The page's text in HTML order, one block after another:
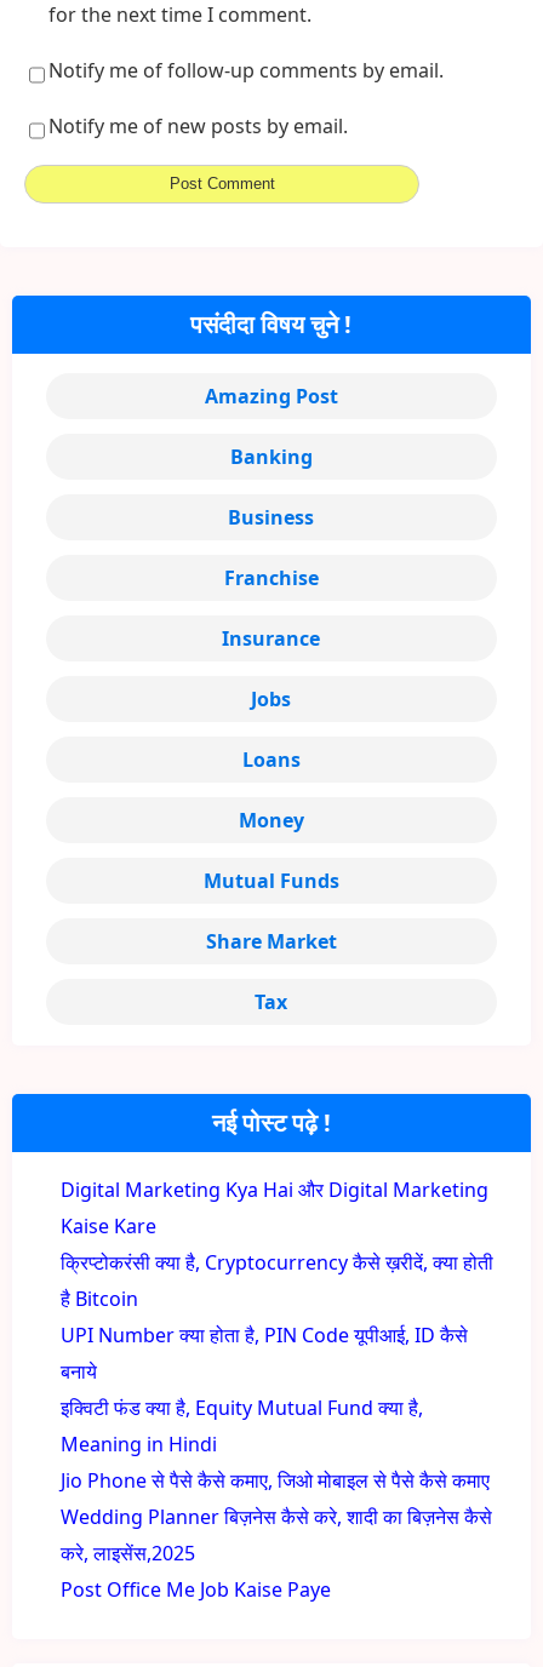
for the next time I comment.
Notify me of follow-up comments by email.
Notify me of new posts by email.
नई पोस्ट पढ़े !
Digital Marketing Kya Hai और Digital Marketing
Kaise Kare
क्रिप्टोकरंसी क्या है, Cryptocurrency कैसे ख़रीदें, क्या होती
है Bitcoin
UPI Number क्या होता है, PIN Code यूपीआई, ID कैसे
बनाये
इक्विटी फंड क्या है, Equity Mutual Fund क्या है,
Meaning in Hindi
Jio Phone से पैसे कैसे कमाए, जिओ मोबाइल से पैसे कैसे कमाए
Wedding Planner बिज़नेस कैसे करे, शादी का बिज़नेस कैसे
करे, लाइसेंस,2025
Post Office Me Job Kaise Paye
पसंदीदा विषय चुने !
Amazing Post
Banking
Business
Franchise
Insurance
Jobs
Loans
Money
Mutual Funds
Share Market
Tax